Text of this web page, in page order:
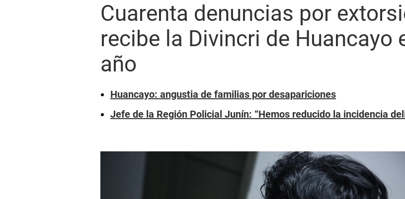
Cuarenta denuncias por
recibe la Divincri de Huancayo
año
Huancayo: angustia de familias por desapariciones
Jefe de la Región Policial Junín: “Hemos reducido la incidencia